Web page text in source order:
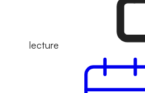
lecture